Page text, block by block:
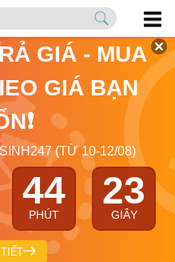
GIÁ - MUA
GIÁ BẠN
(TỪ 10-12/08)
44
PHÚT
22
GIÂY